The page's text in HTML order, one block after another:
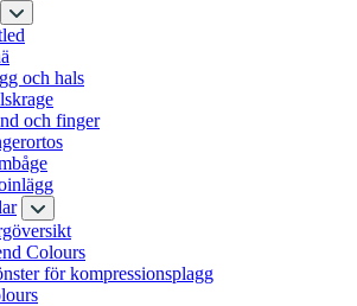
och hals
och finger
Colours
för kompressionsplagg